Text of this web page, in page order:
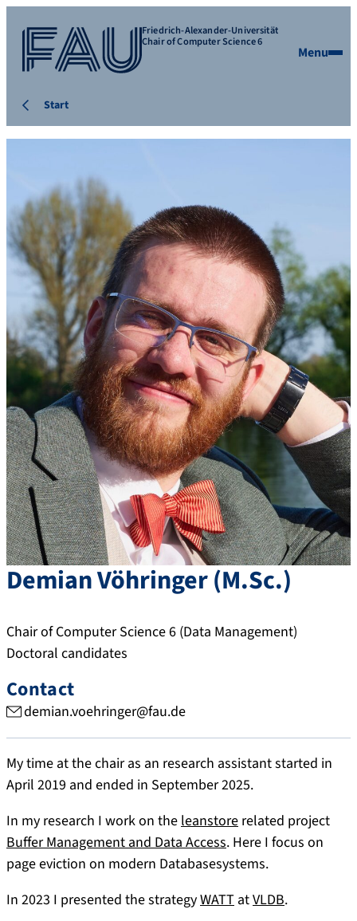
Friedrich-Alexander-Universität
Chair of Computer Science 6
Menu
Start
DemianVöhringer(M.Sc.)
Chair of Computer Science 6 (Data Management)
Doctoral candidates
Contact
demian.voehringer@fau.de
My time at the chair as an research assistant started in
April 2019 and ended in September 2025.
In my research I work on theleanstore related project
Buffer Management and Data Access. Here I focus on
page eviction on modern Databasesystems.
In 2023 I presented the strategyWATT atVLDB.